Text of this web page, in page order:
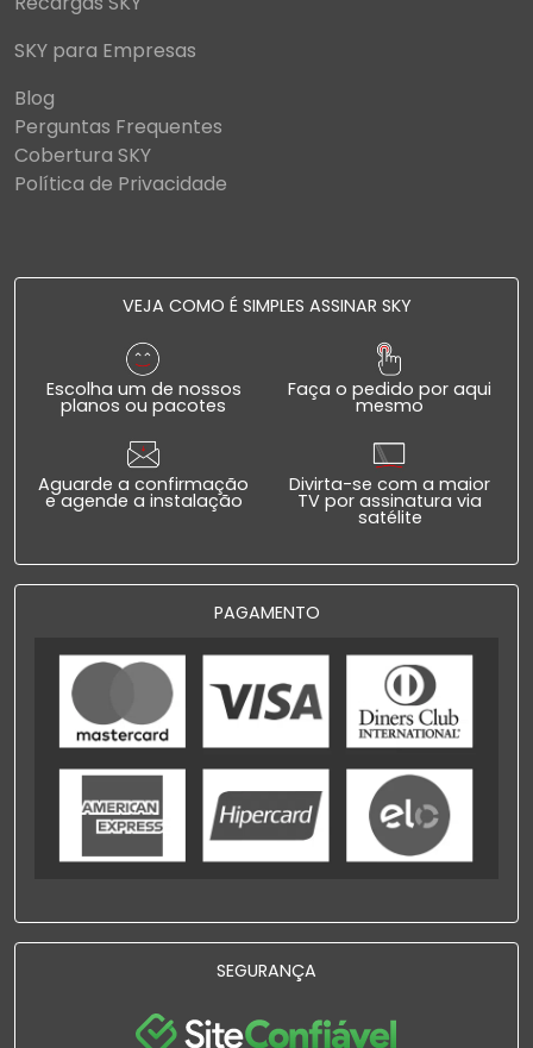
SKY para Empresas
Blog
Perguntas Frequentes
Cobertura SKY
Política de Privacidade
VEJA COMO É SIMPLES ASSINAR SKY
Escolha um de nossos
planos ou pacotes
Faça o pedido por aqui
mesmo
Aguarde a confirmação
e agende a instalação
Divirta-se com a maior
TV por assinatura via
satélite
PAGAMENTO
SEGURANÇA